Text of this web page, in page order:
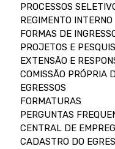
PROCESSOS
REGIMENTO INTERNO
FORMAS DE
PROJETOS E
EXTENSÃO E
COMISSÃO PRÓPRIA
EGRESSOS
FORMATURAS
PERGUNTAS
CENTRAL DE
CADASTRO DO